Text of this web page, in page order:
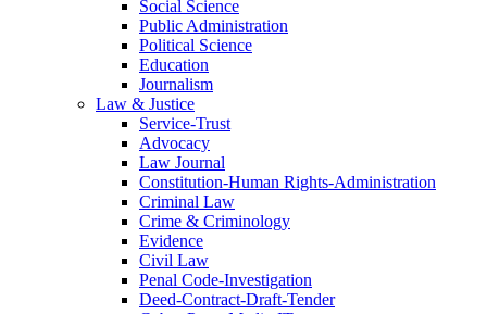
Social Science
Public Administration
Political Science
Education
Journalism
Law & Justice
Service-Trust
Advocacy
Law Journal
Constitution-Human Rights-Administration
Criminal Law
Crime & Criminology
Evidence
Civil Law
Penal Code-Investigation
Deed-Contract-Draft-Tender